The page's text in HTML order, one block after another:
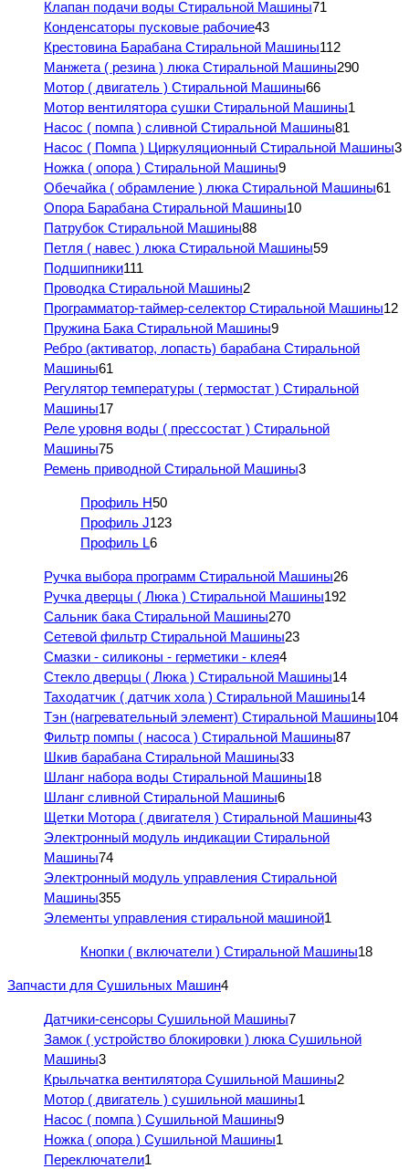
Клапан подачи воды Стиральной Машины71
Конденсаторы пусковые рабочие43
Крестовина Барабана Стиральной Машины112
Манжета ( резина ) люка Стиральной Машины290
Мотор ( двигатель ) Стиральной Машины66
Мотор вентилятора сушки Стиральной Машины1
Насос ( помпа ) сливной Стиральной Машины81
Насос ( Помпа ) Циркуляционный Стиральной Машины3
Ножка ( опора ) Стиральной Машины9
Обечайка ( обрамление ) люка Стиральной Машины61
Опора Барабана Стиральной Машины10
Патрубок Стиральной Машины88
Петля ( навес ) люка Стиральной Машины59
Подшипники111
Проводка Стиральной Машины2
Программатор-таймер-селектор Стиральной Машины12
Пружина Бака Стиральной Машины9
Ребро (активатор, лопасть) барабана Стиральной
Машины61
Регулятор температуры ( термостат ) Стиральной
Машины17
Реле уровня воды ( прессостат ) Стиральной
Машины75
Ремень приводной Стиральной Машины3
Профиль H50
Профиль J123
Профиль L6
Ручка выбора программ Стиральной Машины26
Ручка дверцы ( Люка ) Стиральной Машины192
Сальник бака Стиральной Машины270
Сетевой фильтр Стиральной Машины23
Смазки - силиконы - герметики - клея4
Стекло дверцы ( Люка ) Стиральной Машины14
Таходатчик ( датчик хола ) Стиральной Машины14
Тэн (нагревательный элемент) Стиральной Машины104
Фильтр помпы ( насоса ) Стиральной Машины87
Шкив барабана Стиральной Машины33
Шланг набора воды Стиральной Машины18
Шланг сливной Стиральной Машины6
Щетки Мотора ( двигателя ) Стиральной Машины43
Электронный модуль индикации Стиральной
Машины74
Электронный модуль управления Стиральной
Машины355
Элементы управления стиральной машиной1
Кнопки ( включатели ) Стиральной Машины18
Запчасти для Сушильных Машин4
Датчики-сенсоры Сушильной Машины7
Замок ( устройство блокировки ) люка Сушильной
Машины3
Крыльчатка вентилятора Сушильной Машины2
Мотор ( двигатель ) сушильной машины1
Насос ( помпа ) Сушильной Машины9
Ножка ( опора ) Сушильной Машины1
Переключатели1